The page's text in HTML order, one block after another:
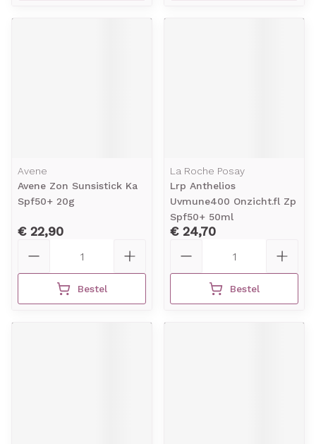
Avene
Avene Zon Sunsistick Ka
Spf50+ 20g
€ 22,90
Bestel
La Roche Posay
Lrp Anthelios
Uvmune400 Onzicht.fl Zp
Spf50+ 50ml
€ 24,70
Bestel